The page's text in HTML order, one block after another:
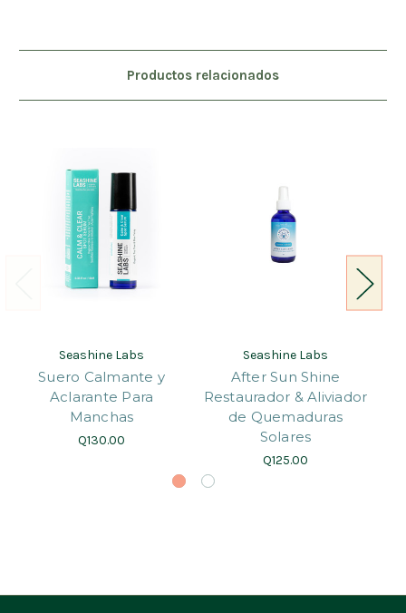
Productos relacionados
Seashine Labs
Suero Calmante y
Aclarante Para
Manchas
Q130.00
Seashine Labs
After Sun Shine
Restaurador & Aliviador
de Quemaduras
Solares
Q125.00